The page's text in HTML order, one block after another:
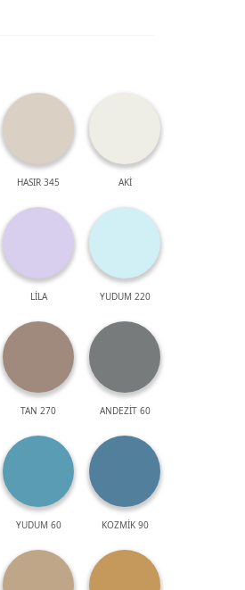
HASIR 345 AKİ
LİLA YUDUM 220
TAN 270 ANDEZİT 60
YUDUM 60 KOZMİK 90